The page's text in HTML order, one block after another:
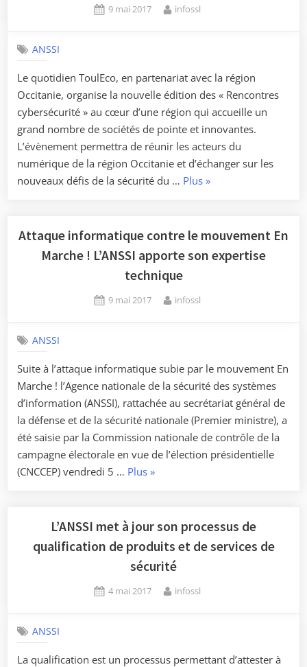
Posted
9 mai 2017 By
infossl
ANSSI
Le quotidien ToulEco, en partenariat avec la région
Occitanie, organise la nouvelle édition des « Rencontres
cybersécurité » au cœur d’une région qui accueille un
grand nombre de sociétés de pointe et innovantes.
L’évènement permettra de réunir les acteurs du
numérique de la région Occitanie et d’échanger sur les
nouveaux défis de la sécurité du … Plus« Retrouvez
«
Rencontres
cybersécurité
quotidien
ToulEco »
»
Attaque informatique contre le mouvement En
Marche ! L’ANSSI apporte son expertise
technique
Posted
9 mai 2017 By
infossl
ANSSI
Suite à l’attaque informatique subie par le mouvement En
Marche ! l’Agence nationale de la sécurité des systèmes
d’information (ANSSI), rattachée au secrétariat général de
la défense et de la sécurité nationale (Premier ministre), a
été saisie par la Commission nationale de contrôle de la
campagne électorale en vue de l’élection présidentielle
(CNCCEP) vendredi 5 … Plus« Attaque
le
mouvement
Marche
!
expertise
»
L’ANSSI met à jour son processus de
qualification de produits et de services de
sécurité
Posted
4 mai 2017 By
infossl
ANSSI
La qualification est un processus permettant d’attester à